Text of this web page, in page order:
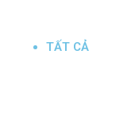
TẤT CẢ